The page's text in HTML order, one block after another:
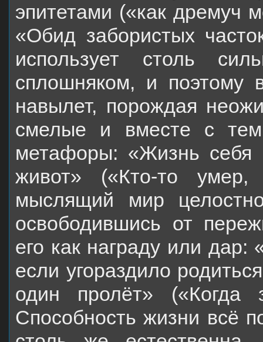
эпитетами («как дремуч
«Обид забористых
использует столь
сплошняком, и поэтому
навылет, порождая
смелые и вместе с тем
метафоры: «Жизнь себя
живот» («Кто-то умер,
мыслящий мир
освободившись от
его как награду или
если угораздило
один пролёт» («Когда
Способность жизни всё